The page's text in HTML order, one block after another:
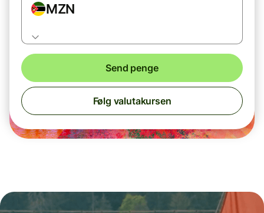
MZN
Send penge
Følg valutakursen